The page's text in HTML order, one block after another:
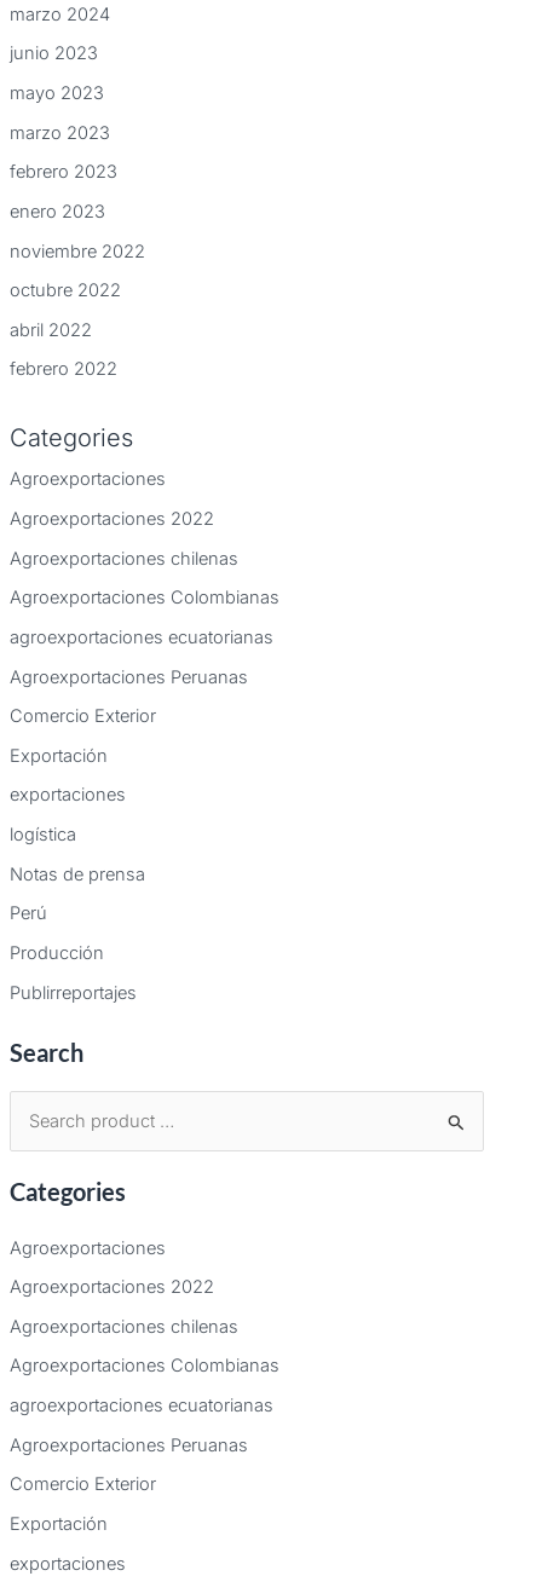
marzo 2024
junio 2023
mayo 2023
marzo 2023
febrero 2023
enero 2023
noviembre 2022
octubre 2022
abril 2022
febrero 2022
Categories
Agroexportaciones
Agroexportaciones 2022
Agroexportaciones chilenas
Agroexportaciones Colombianas
agroexportaciones ecuatorianas
Agroexportaciones Peruanas
Comercio Exterior
Exportación
exportaciones
logística
Notas de prensa
Perú
Producción
Publirreportajes
Search
s
p
o
r
:
Categories
Agroexportaciones
Agroexportaciones 2022
Agroexportaciones chilenas
Agroexportaciones Colombianas
agroexportaciones ecuatorianas
Agroexportaciones Peruanas
Comercio Exterior
Exportación
exportaciones